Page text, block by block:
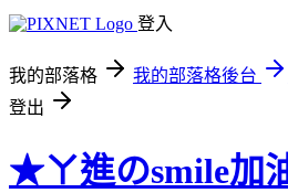
登入
我的部落格 我的部落格後台
登出
★ㄚ進のsmile加